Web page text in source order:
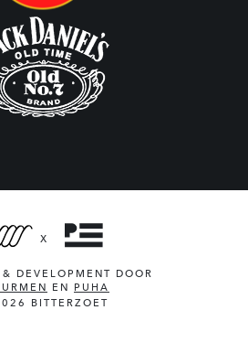
X
DEVELOPMENT DOOR
EN
PUHA
BITTERZOET